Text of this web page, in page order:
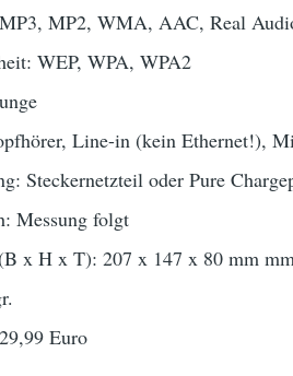
MP2, WMA, AAC, Real
WEP, WPA, WPA2
Line-in (kein Ethernet!),
Steckernetzteil oder Pure
Messung folgt
x H x T): 207 x 147 x 80 mm
Euro